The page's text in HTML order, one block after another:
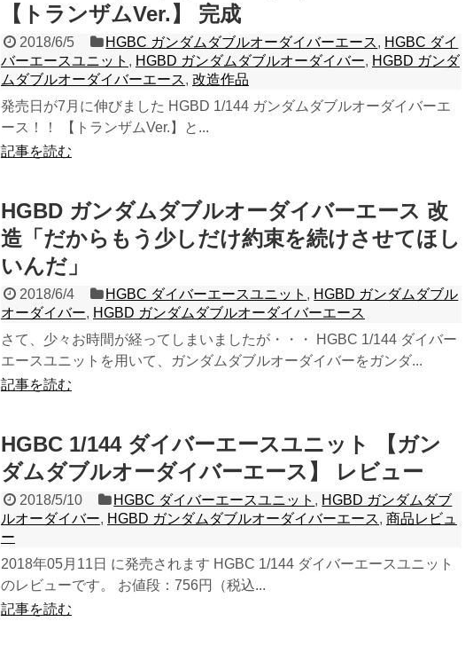
【トランザムVer.】 完成
2018/6/5 HGBC ガンダムダブルオーダイバーエース, HGBC ダイ
バーエースユニット , HGBD ガンダムダブルオーダイバー, HGBD ガンダ
ムダブルオーダイバーエース, 改造作品
発売日が7月に伸びました HGBD 1/144 ガンダムダブルオーダイバーエ
ース！！ 【トランザムVer.】と...
記事を読む
HGBD ガンダムダブルオーダイバーエース 改
造「だからもう少しだけ約束を続けさせてほし
いんだ」
2018/6/4 HGBC ダイバーエースユニット , HGBD ガンダムダブル
オーダイバー, HGBD ガンダムダブルオーダイバーエース
さて、少々お時間が経ってしまいましたが・・・ HGBC 1/144 ダイバー
エースユニットを用いて、ガンダムダブルオーダイバーをガンダ...
記事を読む
HGBC 1/144 ダイバーエースユニット 【ガン
ダムダブルオーダイバーエース】 レビュー
2018/5/10 HGBC ダイバーエースユニット , HGBD ガンダムダブ
ルオーダイバー, HGBD ガンダムダブルオーダイバーエース, 商品レビュ
ー
2018年05月11日 に発売されます HGBC 1/144 ダイバーエースユニット
のレビューです。 お値段：756円（税込...
記事を読む